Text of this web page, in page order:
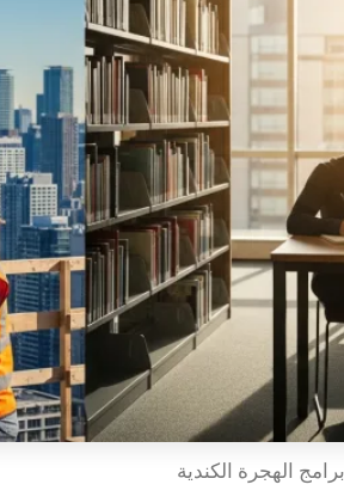
الهجرة الكندية